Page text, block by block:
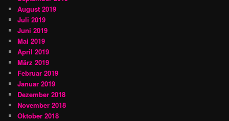
August 2019
Juli 2019
Juni 2019
Mai 2019
April 2019
März 2019
Februar 2019
Januar 2019
Dezember 2018
November 2018
Oktober 2018